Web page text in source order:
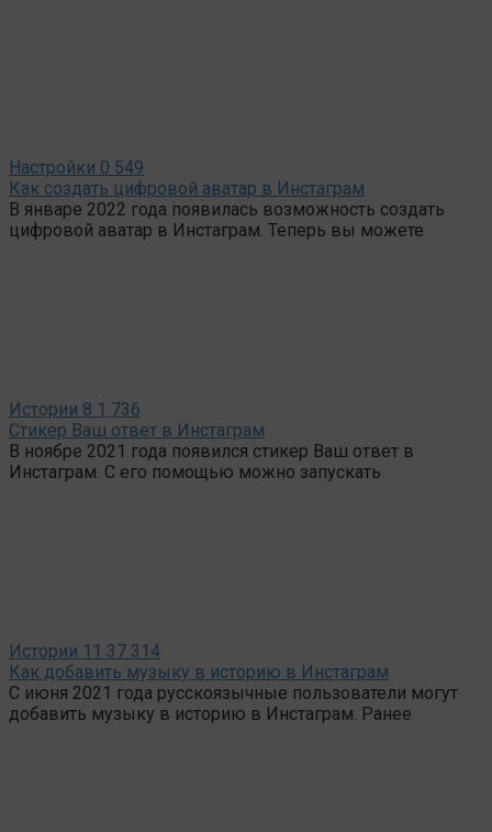
Настройки 0 549
Как создать цифровой аватар в Инстаграм
В январе 2022 года появилась возможность создать
цифровой аватар в Инстаграм. Теперь вы можете
Истории 8 1 736
Стикер Ваш ответ в Инстаграм
В ноябре 2021 года появился стикер Ваш ответ в
Инстаграм. С его помощью можно запускать
Истории 11 37 314
Как добавить музыку в историю в Инстаграм
С июня 2021 года русскоязычные пользователи могут
добавить музыку в историю в Инстаграм. Ранее